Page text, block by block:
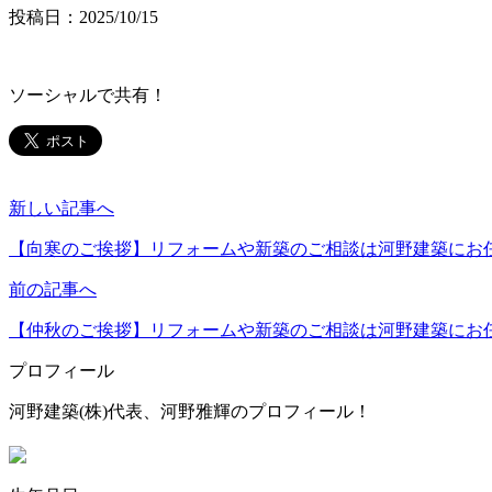
投稿日：2025/10/15
ソーシャルで共有！
新しい記事へ
【向寒のご挨拶】リフォームや新築のご相談は河野建築にお
前の記事へ
【仲秋のご挨拶】リフォームや新築のご相談は河野建築にお
プロフィール
河野建築(株)代表、河野雅輝のプロフィール！